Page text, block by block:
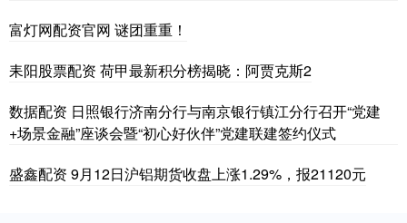
富灯网配资官网 谜团重重！
耒阳股票配资 荷甲最新积分榜揭晓：阿贾克斯2
数据配资 日照银行济南分行与南京银行镇江分行召开“党建
+场景金融”座谈会暨“初心好伙伴”党建联建签约仪式
盛鑫配资 9月12日沪铝期货收盘上涨1.29%，报21120元